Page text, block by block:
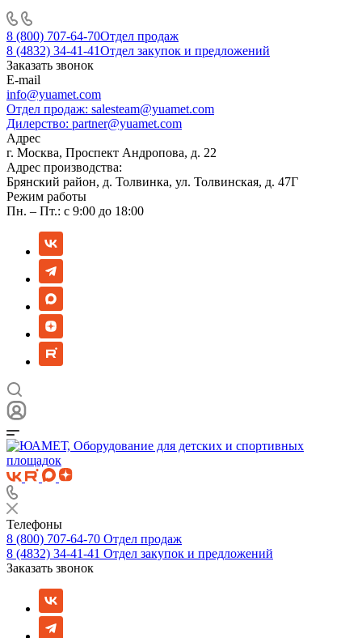
8 (800) 707-64-70Отдел продаж
8 (4832) 34-41-41Отдел закупок и предложений
Заказать звонок
E-mail
info@yuamet.com
Отдел продаж: salesteam@yuamet.com
Дилерство: partner@yuamet.com
Адрес
г. Москва, Проспект Андропова, д. 22
Адрес производства:
Брянский район, д. Толвинка, ул. Толвинская, д. 47Г
Режим работы
Пн. – Пт.: с 9:00 до 18:00
Телефоны
8 (800) 707-64-70 Отдел продаж
8 (4832) 34-41-41 Отдел закупок и предложений
Заказать звонок